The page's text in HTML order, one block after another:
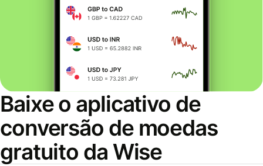
Baixe o aplicativo de
conversão de moedas
gratuito da Wise